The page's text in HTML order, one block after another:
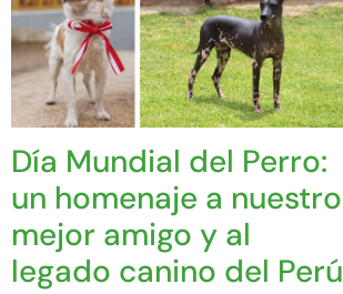
Día Mundial del Perro:
un homenaje a nuestro
mejor amigo y al
legado canino del Perú